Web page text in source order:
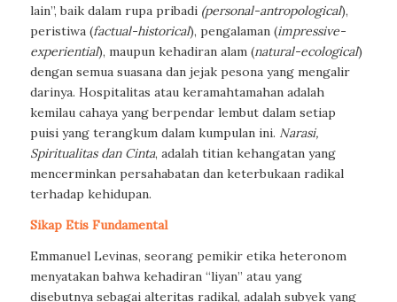
lain”, baik dalam rupa pribadi (personal-antropological),
peristiwa (factual-historical), pengalaman (impressive-
experiential), maupun kehadiran alam (natural-ecological)
dengan semua suasana dan jejak pesona yang mengalir
darinya. Hospitalitas atau keramahtamahan adalah
kemilau cahaya yang berpendar lembut dalam setiap
puisi yang terangkum dalam kumpulan ini. Narasi,
Spiritualitas dan Cinta, adalah titian kehangatan yang
mencerminkan persahabatan dan keterbukaan radikal
terhadap kehidupan.
Sikap Etis Fundamental
Emmanuel Levinas, seorang pemikir etika heteronom
menyatakan bahwa kehadiran “liyan” atau yang
disebutnya sebagai alteritas radikal, adalah subyek yang